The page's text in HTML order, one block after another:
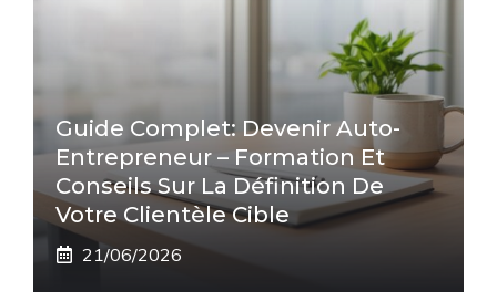
Guide Complet: Devenir Auto-
Entrepreneur – Formation Et
Conseils Sur La Définition De
Votre Clientèle Cible
21/06/2026